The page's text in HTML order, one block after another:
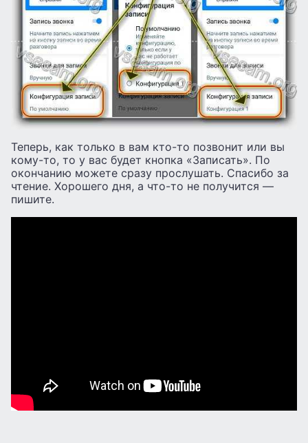
Теперь, как только в вам кто-то позвонит или вы
кому-то, то у вас будет кнопка «Записать». По
окончанию можете сразу прослушать. Спасибо за
чтение. Хорошего дня, а что-то не получится —
пишите.